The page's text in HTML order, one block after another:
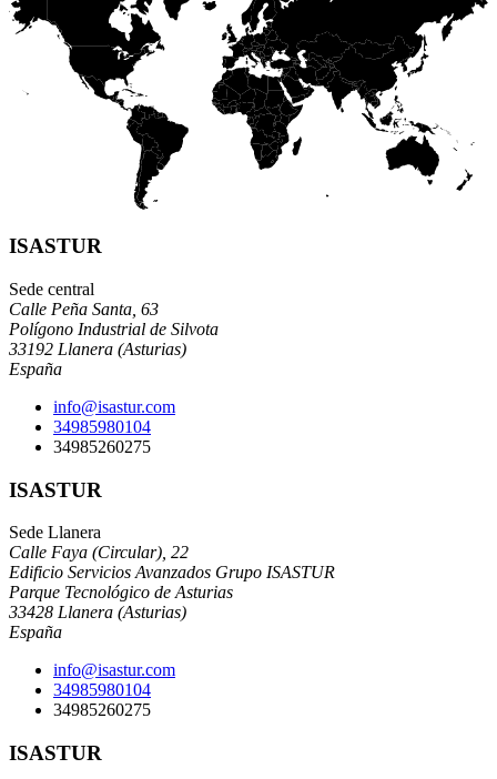
ISASTUR
Sede central
Calle Peña Santa, 63
Polígono Industrial de Silvota
33192 Llanera (Asturias)
España
info@isastur.com
34985980104
34985260275
ISASTUR
Sede Llanera
Calle Faya (Circular), 22
Edificio Servicios Avanzados Grupo ISASTUR
Parque Tecnológico de Asturias
33428 Llanera (Asturias)
España
info@isastur.com
34985980104
34985260275
ISASTUR